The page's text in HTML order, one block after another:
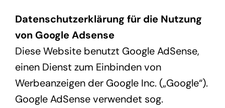
Datenschutzerklärung für die Nutzung
von Google Adsense
Diese Website benutzt Google AdSense,
einen Dienst zum Einbinden von
Werbeanzeigen der Google Inc. („Google“).
Google AdSense verwendet sog.